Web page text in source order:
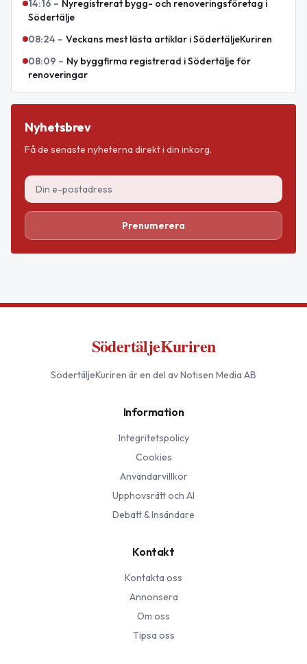
14:16 – Nyregistrerat bygg- och renoveringsföretag i
Södertälje
08:24 – Veckans mest lästa artiklar i SödertäljeKuriren
08:09 – Ny byggfirma registrerad i Södertälje för
renoveringar
Nyhetsbrev
Få de senaste nyheterna direkt i din inkorg.
Prenumerera
SödertäljeKuriren
SödertäljeKuriren är en del av Notisen Media AB
Information
Integritetspolicy
Cookies
Användarvillkor
Upphovsrätt och AI
Debatt & Insändare
Kontakt
Kontakta oss
Annonsera
Om oss
Tipsa oss